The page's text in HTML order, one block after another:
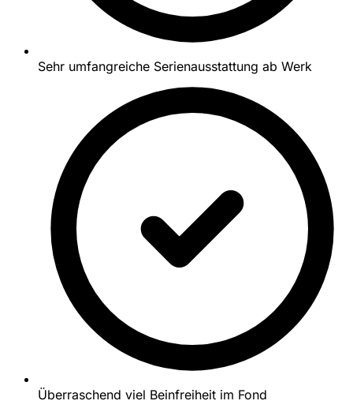
Sehr umfangreiche Serienausstattung ab Werk
Überraschend viel Beinfreiheit im Fond